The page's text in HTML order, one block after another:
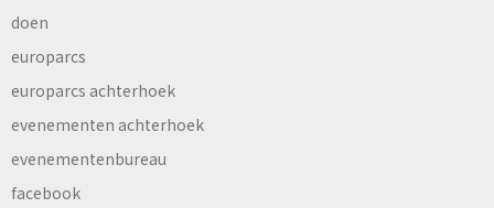
doen
europarcs
europarcs achterhoek
evenementen achterhoek
evenementenbureau
facebook